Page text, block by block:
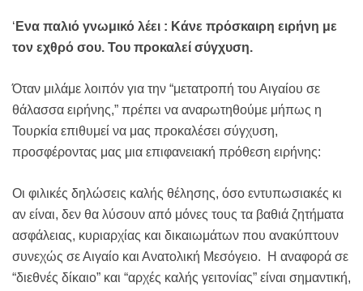
‘ Ενα παλιό γνωμικό λέει : Κάνε πρόσκαιρη ειρήνη με
τον εχθρό σου. Του προκαλεί σύγχυση.
Όταν μιλάμε λοιπόν για την “μετατροπή του Αιγαίου σε
θάλασσα ειρήνης,” πρέπει να αναρωτηθούμε μήπως η
Τουρκία επιθυμεί να μας προκαλέσει σύγχυση,
προσφέροντας μας μια επιφανειακή πρόθεση ειρήνης:
Οι φιλικές δηλώσεις καλής θέλησης, όσο εντυπωσιακές κι
αν είναι, δεν θα λύσουν από μόνες τους τα βαθιά ζητήματα
ασφάλειας, κυριαρχίας και δικαιωμάτων που ανακύπτουν
συνεχώς σε Αιγαίο και Ανατολική Μεσόγειο. Η αναφορά σε
“διεθνές δίκαιο” και “αρχές καλής γειτονίας” είναι σημαντική,